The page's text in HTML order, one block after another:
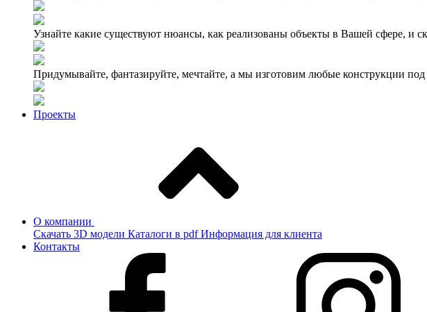
Узнайте какие существуют нюансы, как реализованы объекты в Вашей сфере, и
Придумывайте, фантазируйте, мечтайте, а мы изготовим любые конструкции
Проекты
О компании
Скачать 3D модели Каталоги в pdf Информация для клиента
Контакты